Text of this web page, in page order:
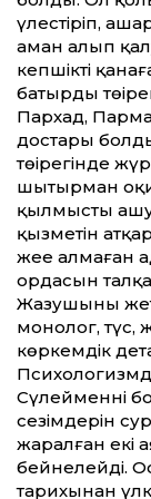
үлестіріп,
аман алып
кепшікті
батырдың
Пархад,
достары болды.
төңірегінде
шытырман
қылмысты
қызметін
жеңе алмаған
ордасын
Жазушының
монолог, түс,
көркемдік
Сүлейменнің
сезімдерін
жаралған екі
бейнелейді.
тарихынан